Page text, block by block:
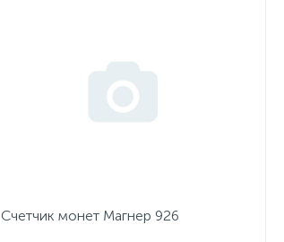
Счетчик монет Магнер 926